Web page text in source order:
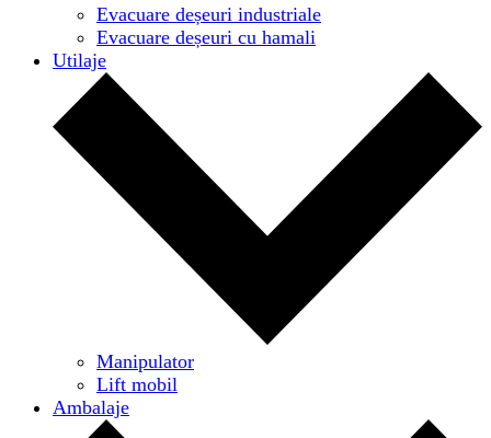
Evacuare deșeuri industriale
Evacuare deșeuri cu hamali
Utilaje
Manipulator
Lift mobil
Ambalaje